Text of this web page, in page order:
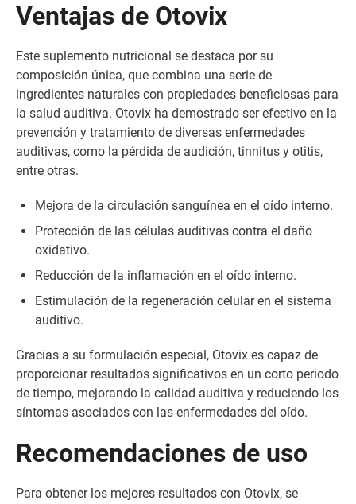
Ventajas de Otovix
Este suplemento nutricional se destaca por su
composición única, que combina una serie de
ingredientes naturales con propiedades beneficiosas para
la salud auditiva. Otovix ha demostrado ser efectivo en la
prevención y tratamiento de diversas enfermedades
auditivas, como la pérdida de audición, tinnitus y otitis,
entre otras.
Mejora de la circulación sanguínea en el oído interno.
Protección de las células auditivas contra el daño
oxidativo.
Reducción de la inflamación en el oído interno.
Estimulación de la regeneración celular en el sistema
auditivo.
Gracias a su formulación especial, Otovix es capaz de
proporcionar resultados significativos en un corto periodo
de tiempo, mejorando la calidad auditiva y reduciendo los
síntomas asociados con las enfermedades del oído.
Recomendaciones de uso
Para obtener los mejores resultados con Otovix, se